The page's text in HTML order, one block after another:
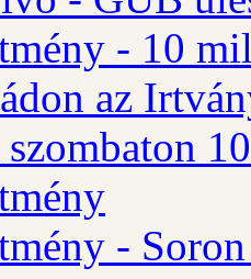
- 10
az
szombaton
-